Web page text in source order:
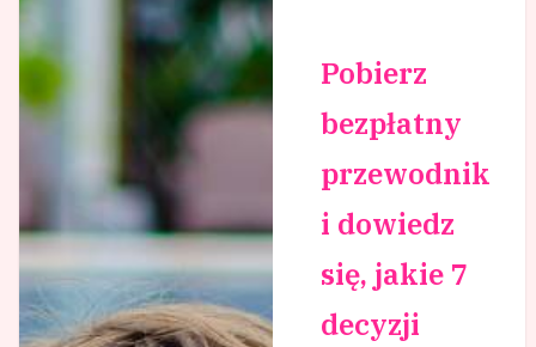
Pobierz
bezpłatny
przewodnik
i dowiedz
się, jakie 7
decyzji